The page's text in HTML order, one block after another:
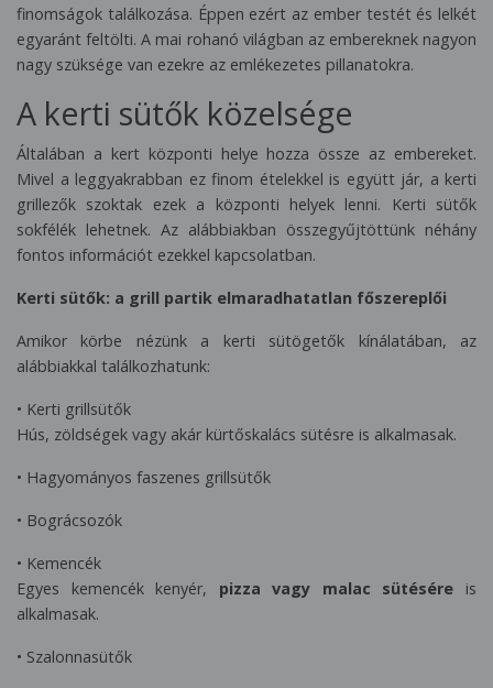
finomságok találkozása. Éppen ezért az ember testét és lelkét
egyaránt feltölti. A mai rohanó világban az embereknek nagyon
nagy szüksége van ezekre az emlékezetes pillanatokra.
A kerti sütők közelsége
Általában a kert központi helye hozza össze az embereket.
Mivel a leggyakrabban ez finom ételekkel is együtt jár, a kerti
grillezők szoktak ezek a központi helyek lenni. Kerti sütők
sokfélék lehetnek. Az alábbiakban összegyűjtöttünk néhány
fontos információt ezekkel kapcsolatban.
Kerti sütők: a grill partik elmaradhatatlan főszereplői
Amikor körbe nézünk a kerti sütögetők kínálatában, az
alábbiakkal találkozhatunk:
• Kerti grillsütők
Hús, zöldségek vagy akár kürtőskalács sütésre is alkalmasak.
• Hagyományos faszenes grillsütők
• Bográcsozók
• Kemencék
Egyes kemencék kenyér, pizza vagy malac sütésére is
alkalmasak.
• Szalonnasütők